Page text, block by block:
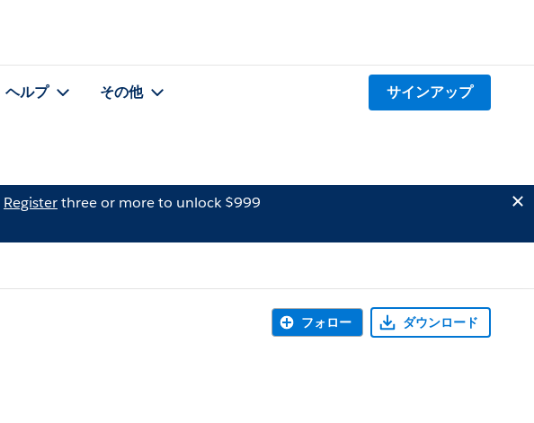
ヘルプ その他 サインアップ
Registerthree or more to unlock $999
フォロー ダウンロード